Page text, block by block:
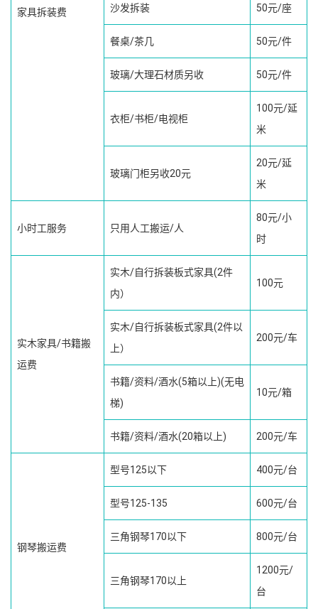
家具拆装费 沙发拆装 50元/座
餐桌/茶几 50元/件
玻璃/大理石材质另收 50元/件
衣柜/书柜/电视柜
100元/延
米
玻璃门柜另收20元
20元/延
米
小时工服务 只用人工搬运/人
80元/小
时
实木家具/书籍搬
运费
实木/自行拆装板式家具(2件
内）
100元
实木/自行拆装板式家具(2件以
上）
200元/车
书籍/资料/酒水(5箱以上)(无电
梯)
10元/箱
书籍/资料/酒水(20箱以上) 200元/车
钢琴搬运费
型号125以下 400元/台
型号125-135 600元/台
三角钢琴170以下 800元/台
三角钢琴170以上
1200元/
台